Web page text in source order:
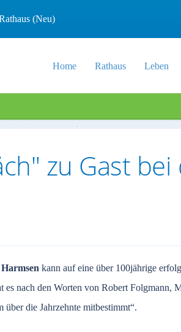
(Neu)
Home Rathaus Leben
zu Gast
kann auf eine über 100jährige
nach den Worten von Robert Folgmann,
die Jahrzehnte mitbestimmt“.